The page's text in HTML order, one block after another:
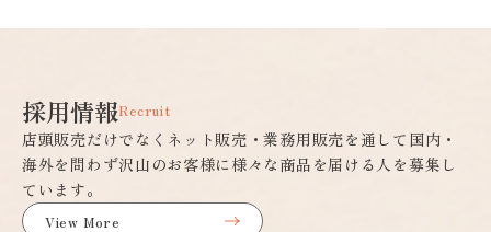
採用情報Recruit
店頭販売だけでなくネット販売・業務用販売を通して国内・
海外を問わず沢山のお客様に様々な商品を届ける人を募集し
ています。
View More